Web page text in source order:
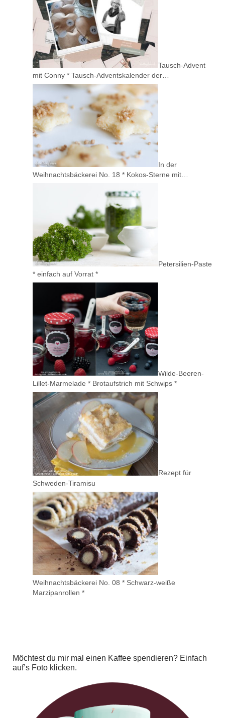
Tausch-Advent
mit Conny * Tausch-Adventskalender der…
In der
Weihnachtsbäckerei No. 18 * Kokos-Sterne mit…
Petersilien-Paste
* einfach auf Vorrat *
Wilde-Beeren-
Lillet-Marmelade * Brotaufstrich mit Schwips *
Rezept für
Schweden-Tiramisu
Weihnachtsbäckerei No. 08 * Schwarz-weiße
Marzipanrollen *
Möchtest du mir mal einen Kaffee spendieren? Einfach
auf’s Foto klicken.